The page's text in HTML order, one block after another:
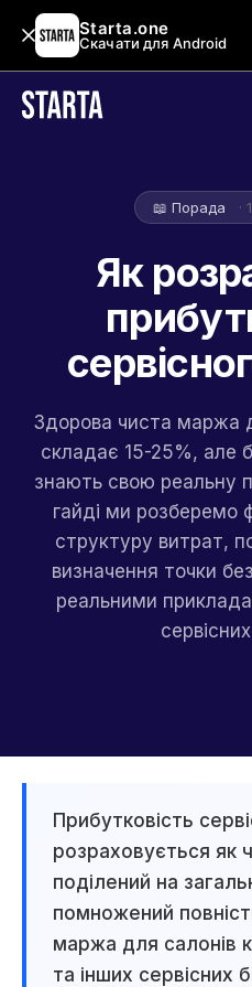
Starta.one
Скачати для Android
📖 Порада ·
Як
Здорова чиста маржа
складає 15-25%, але
знають свою реальну
гайді ми розберемо
структуру витрат,
визначення точки
реальними
Прибутковість
розраховується як
поділений на
помножений
маржа для салонів
та інших сервісних